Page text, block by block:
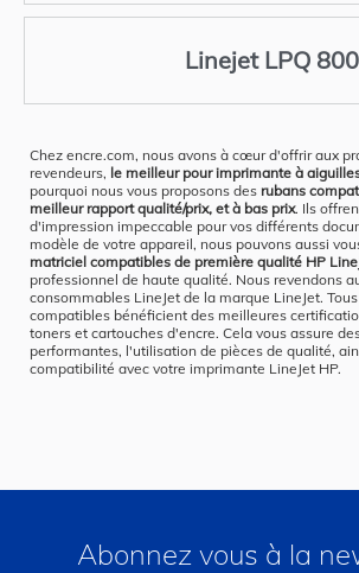
Linejet LPQ 800
Chez encre.com, nous avons à cœur d'offrir aux
revendeurs, le meilleur pour imprimante à
pourquoi nous vous proposons des rubans
meilleur rapport qualité/prix, et à bas prix. Ils
d'impression impeccable pour vos différents
modèle de votre appareil, nous pouvons aussi
matriciel compatibles de première qualité HP
professionnel de haute qualité. Nous revendons
consommables LineJet de la marque LineJet.
compatibles bénéficient des meilleures
toners et cartouches d'encre. Cela vous assure
performantes, l'utilisation de pièces de qualité,
compatibilité avec votre imprimante LineJet HP.
Abonnez vous à la